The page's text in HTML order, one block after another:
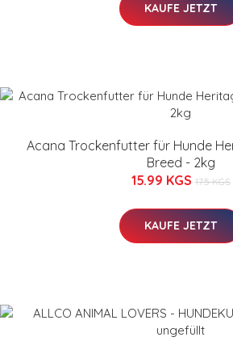
KAUFE JETZT
Acana Trockenfutter für Hunde
Breed - 2kg
15.99 KGS 17.5 KGS
KAUFE JETZT